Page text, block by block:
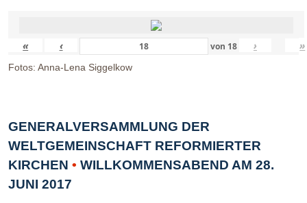
« ‹ von 18 › »
Fotos: Anna-Lena Siggelkow
GENERALVERSAMMLUNG DER
WELTGEMEINSCHAFT REFORMIERTER
KIRCHEN • WILLKOMMENSABEND AM 28.
JUNI 2017